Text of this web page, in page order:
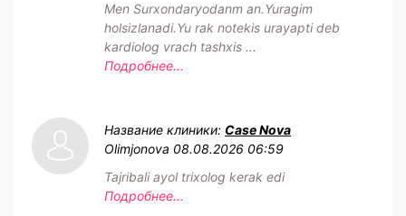
Men Surxondaryodanm an.Yuragim
holsizlanadi.Yu rak notekis urayapti deb
kardiolog vrach tashxis ...
Подробнее...
Название клиники: Case Nova
Olimjonova 08.08.2026 06:59
Tajribali ayol trixolog kerak edi
Подробнее...